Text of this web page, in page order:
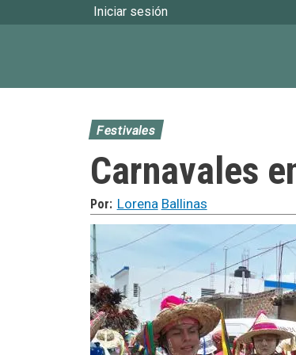
User account menu
Iniciar sesión
Festivales
Carnavales
Por: Lorena Ballinas